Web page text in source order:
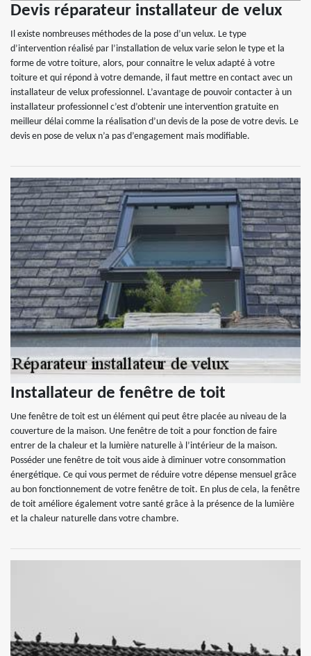
Devis réparateur installateur de velux
Il existe nombreuses méthodes de la pose d’un velux. Le type
d’intervention réalisé par l’installation de velux varie selon le type et la
forme de votre toiture, alors, pour connaitre le velux adapté à votre
toiture et qui répond à votre demande, il faut mettre en contact avec un
installateur de velux professionnel. L’avantage de pouvoir contacter à un
installateur professionnel c’est d’obtenir une intervention gratuite en
meilleur délai comme la réalisation d’un devis de la pose de votre devis. Le
devis en pose de velux n’a pas d’engagement mais modifiable.
Installateur de fenêtre de toit
Une fenêtre de toit est un élément qui peut être placée au niveau de la
couverture de la maison. Une fenêtre de toit a pour fonction de faire
entrer de la chaleur et la lumière naturelle à l’intérieur de la maison.
Posséder une fenêtre de toit vous aide à diminuer votre consommation
énergétique. Ce qui vous permet de réduire votre dépense mensuel grâce
au bon fonctionnement de votre fenêtre de toit. En plus de cela, la fenêtre
de toit améliore également votre santé grâce à la présence de la lumière
et la chaleur naturelle dans votre chambre.